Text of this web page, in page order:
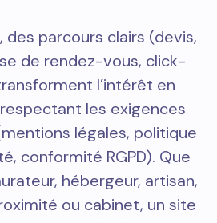
parcours clairs (devis,
de rendez-vous, click-
l’intérêt en
les exigences
légales, politique
conformité RGPD). Que
hébergeur, artisan,
ou cabinet, un site